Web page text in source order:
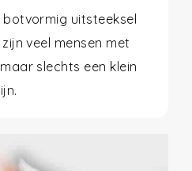
botvormig uitsteeksel
veel mensen met
slechts een klein